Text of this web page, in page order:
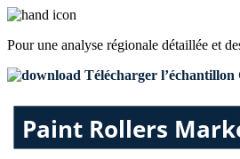
Pour une analyse régionale détaillée et
Télécharger